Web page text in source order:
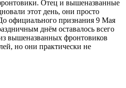
Отец и вышеназванные
этот день, они просто
официального признания 9 Мая
днём оставалось всего
вышеназванных фронтовиков
но они практически не